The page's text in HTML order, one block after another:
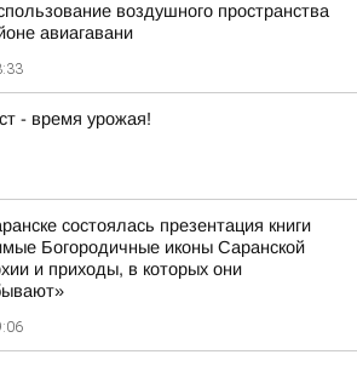
воздушного пространства
авиагавани
- время урожая!
состоялась презентация книги
Богородичные иконы Саранской
и приходы, в которых они